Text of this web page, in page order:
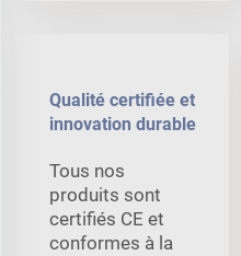
Qualité certifiée et
innovation durable
Tous nos
produits sont
certifiés CE et
conformes à la